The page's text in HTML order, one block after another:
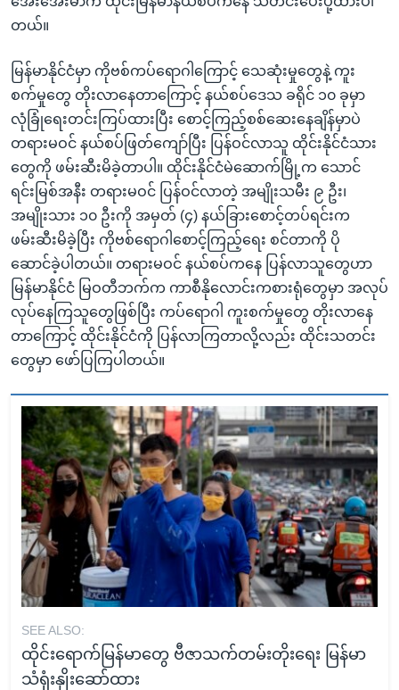
တယ်။
မြန်မာနိုင်ငံမှာ ကိုဗစ်ကပ်ရောဂါကြောင့် သေဆုံးမှုတွေနဲ့ ကူး
စက်မှုတွေ တိုးလာနေတာကြောင့် နယ်စပ်ဒေသ ခရိုင် ၁၀ ခုမှာ
လုံခြုံရေးတင်းကြပ်ထားပြီး စောင့်ကြည့်စစ်ဆေးနေချိန်မှာပဲ
တရားမဝင် နယ်စပ်ဖြတ်ကျော်ပြီး ပြန်ဝင်လာသူ ထိုင်းနိုင်ငံသား
တွေကို ဖမ်းဆီးမိခဲ့တာပါ။ ထိုင်းနိုင်ငံမဲဆောက်မြို့က သောင်
ရင်းမြစ်အနီး တရားမဝင် ပြန်ဝင်လာတဲ့ အမျိုးသမီး ၉ ဦး၊
အမျိုးသား ၁၀ ဦးကို အမှတ် (၄) နယ်ခြားစောင့်တပ်ရင်းက
ဖမ်းဆီးမိခဲ့ပြီး ကိုဗစ်ရောဂါစောင့်ကြည့်ရေး စင်တာကို ပို
ဆောင်ခဲ့ပါတယ်။ တရားမဝင် နယ်စပ်ကနေ ပြန်လာသူတွေဟာ
မြန်မာနိုင်ငံ မြဝတီဘက်က ကာစီနိုလောင်းကစားရုံတွေမှာ အလုပ်
လုပ်နေကြသူတွေဖြစ်ပြီး ကပ်ရောဂါ ကူးစက်မှုတွေ တိုးလာနေ
တာကြောင့် ထိုင်းနိုင်ငံကို ပြန်လာကြတာလို့လည်း ထိုင်းသတင်း
တွေမှာ ဖော်ပြကြပါတယ်။
SEE ALSO:
ထိုင်းရောက်မြန်မာတွေ ဗီဇာသက်တမ်းတိုးရေး မြန်မာ
သံရုံးနှိုးဆော်ထား